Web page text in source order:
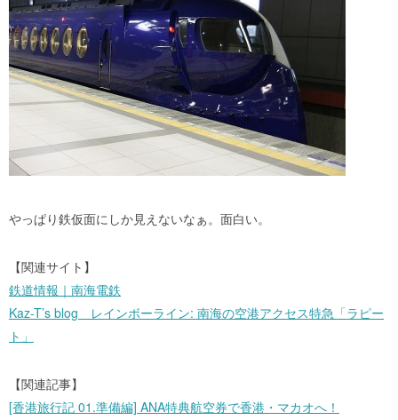
やっぱり鉄仮面にしか見えないなぁ。面白い。
【関連サイト】
鉄道情報｜南海電鉄
Kaz-T’s blog レインボーライン: 南海の空港アクセス特急「ラピー
ト」
【関連記事】
[香港旅行記 01.準備編] ANA特典航空券で香港・マカオへ！